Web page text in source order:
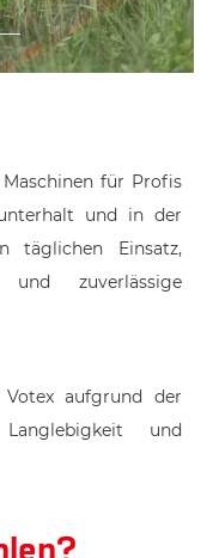
für Profis
und in der
täglichen Einsatz,
und zuverlässige
aufgrund der
und